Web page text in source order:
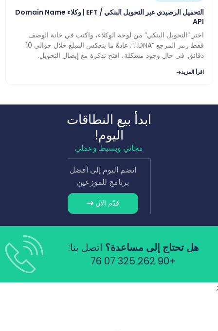
التحميل الرصيدي عبر التحويل البنكي / EFT | وكلاء Domain Name
API
اختر “التحويل البنكي” من لوحة الوكلاء، واكتب في خانة الوصف
فقط رمز المرجع “DNA…”. عادةً ما ينعكس المبلغ خلال حوالي 10
دقائق. في حال وجود مشكلة، افتح تذكرة مع إيصال التحويل.
اقرأ المزيد
ابدأ بيع النطاقات
اليوم!
مجاني وبسيط وعملي
انضم اليوم إلى أفضل
برنامج للموزعين
قدّم الآن
هل تحتاج إلى مساعدة؟اتصل بنا:
+90 262 325 07 76